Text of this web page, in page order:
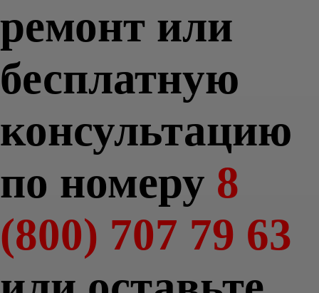
ремонт или
бесплатную
консультацию
по номеру 8
(800) 707 79 63